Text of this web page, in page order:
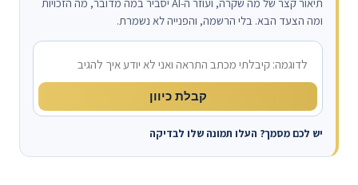
תיאור קצר של מה שקרה, ועוזר ה-AI יסביר במה מדובר, מה הזכויות
ומה הצעד הבא. בלי הרשמה, והפנייה לא נשמרת.
מה קרה?
קבלת כיוון
יש לכם מסמך? העלו תמונה שלו לבדיקה